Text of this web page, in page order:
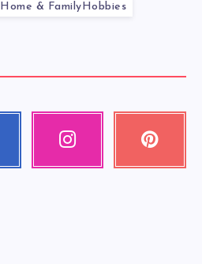
Home & FamilyHobbies